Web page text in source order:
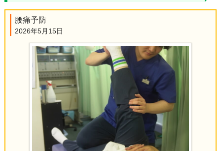
腰痛予防
2026年5月15日